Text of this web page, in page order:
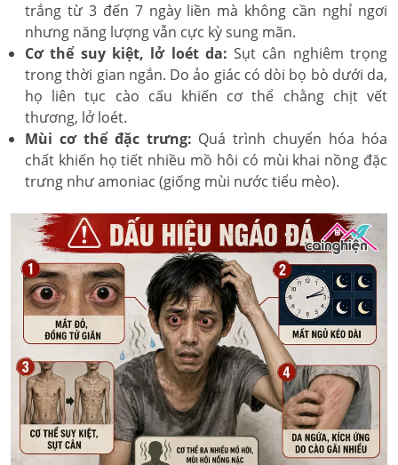
trắng từ 3 đến 7 ngày liền mà không cần nghỉ ngơi
nhưng năng lượng vẫn cực kỳ sung mãn.
Cơ thể suy kiệt, lở loét da: Sụt cân nghiêm trọng
trong thời gian ngắn. Do ảo giác có dòi bọ bò dưới da,
họ liên tục cào cấu khiến cơ thể chằng chịt vết
thương, lở loét.
Mùi cơ thể đặc trưng: Quá trình chuyển hóa hóa
chất khiến họ tiết nhiều mồ hôi có mùi khai nồng đặc
trưng như amoniac (giống mùi nước tiểu mèo).